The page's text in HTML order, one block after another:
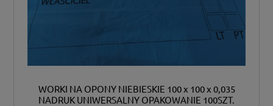
WORKI NA OPONY NIEBIESKIE 100 x 100 x 0,035
NADRUK UNIWERSALNY OPAKOWANIE 100SZT.